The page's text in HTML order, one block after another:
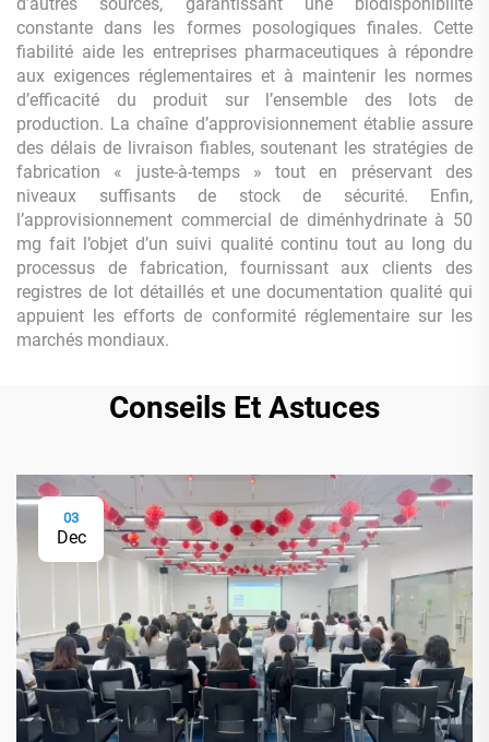
constante dans les formes posologiques finales. Cette
fiabilité aide les entreprises pharmaceutiques à répondre
aux exigences réglementaires et à maintenir les normes
d’efficacité du produit sur l’ensemble des lots de
production. La chaîne d’approvisionnement établie assure
des délais de livraison fiables, soutenant les stratégies de
fabrication « juste-à-temps » tout en préservant des
niveaux suffisants de stock de sécurité. Enfin,
l’approvisionnement commercial de diménhydrinate à 50
mg fait l’objet d’un suivi qualité continu tout au long du
processus de fabrication, fournissant aux clients des
registres de lot détaillés et une documentation qualité qui
appuient les efforts de conformité réglementaire sur les
marchés mondiaux.
Conseils Et Astuces
03
Dec